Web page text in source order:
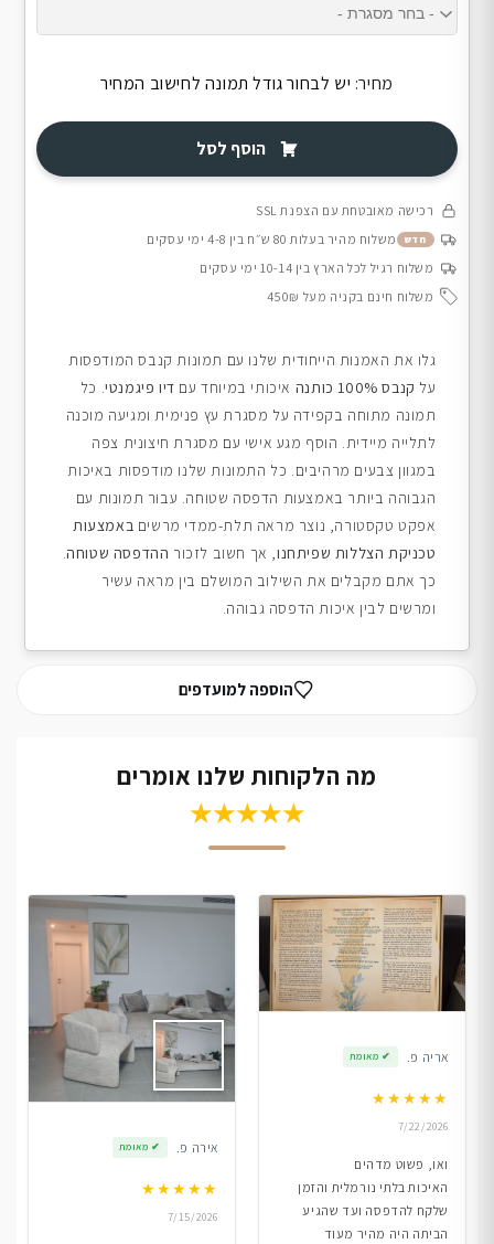
מחיר: יש לבחור גודל תמונה לחישוב המחיר
הוסף לסל
רכישה מאובטחת עם הצפנת SSL
חדש
משלוח מהיר בעלות 80 ש״ח בין 4-8 ימי עסקים
משלוח רגיל לכל הארץ בין 10-14 ימי עסקים
משלוח חינם בקניה מעל 450₪
גלו את האמנות הייחודית שלנו עם תמונות קנבס המודפסות
על קנבס 100% כותנה איכותי במיוחד עם דיו פיגמנטי. כל
תמונה מתוחה בקפידה על מסגרת עץ פנימית ומגיעה מוכנה
לתלייה מיידית. הוסף מגע אישי עם מסגרת חיצונית צפה
במגוון צבעים מרהיבים. כל התמונות שלנו מודפסות באיכות
הגבוהה ביותר באמצעות הדפסה שטוחה. עבור תמונות עם
אפקט טקסטורה, נוצר מראה תלת-ממדי מרשים באמצעות
טכניקת הצללות שפיתחנו, אך חשוב לזכור ההדפסה שטוחה.
כך אתם מקבלים את השילוב המושלם בין מראה עשיר
ומרשים לבין איכות הדפסה גבוהה.
הוספה למועדפים
מה הלקוחות שלנו אומרים
★★★★★
אריה פ. ✔ מאומת
★★★★★
7/22/2026
ואו, פשוט מדהים
האיכות בלתי נורמלית והזמן
שלקח להדפסה ועד שהגיע
הביתה היה מהיר מעוד
אירה פ. ✔ מאומת
★★★★★
7/15/2026